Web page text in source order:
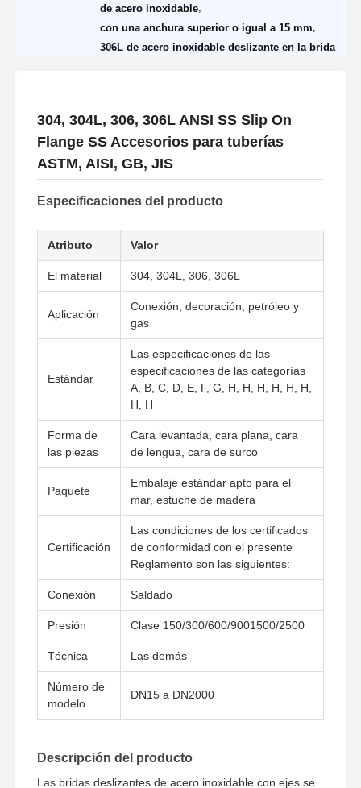
de acero inoxidable
con una anchura superior o igual a 15 mm
306L de acero inoxidable deslizante en la brida
304, 304L, 306, 306L ANSI SS Slip On
Flange SS Accesorios para tuberías
ASTM, AISI, GB, JIS
Especificaciones del producto
Atributo Valor
El material 304, 304L, 306, 306L
Aplicación
Conexión, decoración, petróleo y
gas
Estándar
Las especificaciones de las
especificaciones de las categorías
A, B, C, D, E, F, G, H, H, H, H, H, H,
H, H
Forma de
las piezas
Cara levantada, cara plana, cara
de lengua, cara de surco
Paquete
Embalaje estándar apto para el
mar, estuche de madera
Certificación
Las condiciones de los certificados
de conformidad con el presente
Reglamento son las siguientes:
Conexión Saldado
Presión Clase 150/300/600/9001500/2500
Técnica Las demás
Número de
modelo
DN15 a DN2000
Descripción del producto
Las bridas deslizantes de acero inoxidable con ejes se